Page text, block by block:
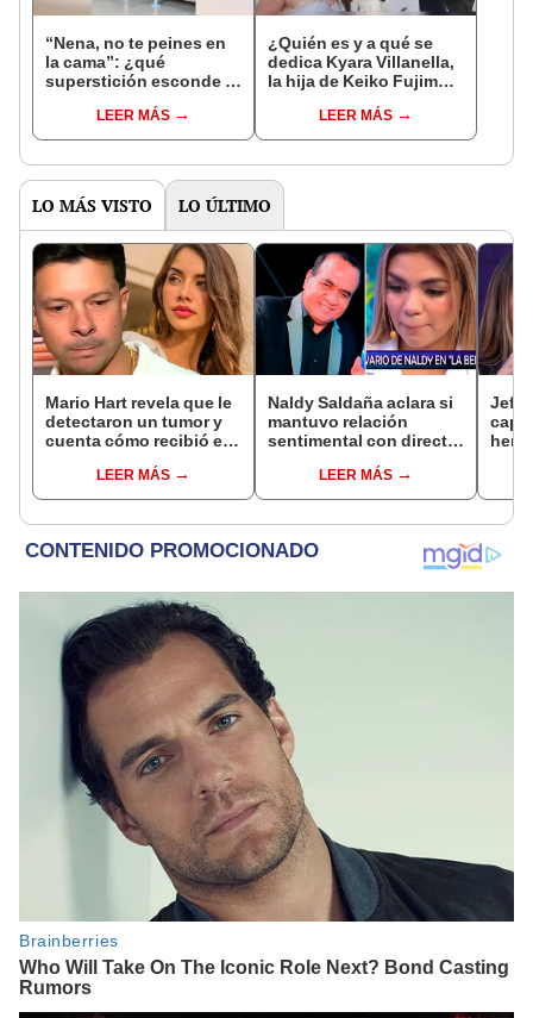
“Nena, no te peines en
la cama”: ¿qué
superstición esconde la
Enanitos Verdes?
LEER MÁS
¿Quién es y a qué se
dedica Kyara Villanella,
la hija de Keiko Fujimori
nivel nacional?
LEER MÁS
LO MÁS VISTO LO ÚLTIMO
Mario Hart revela que le
detectaron un tumor y
cuenta cómo recibió el
muy fuertes..."
LEER MÁS
Naldy Saldaña aclara si
mantuvo relación
sentimental con director
denunciarlo por
tocamientos: “Me
LEER MÁS